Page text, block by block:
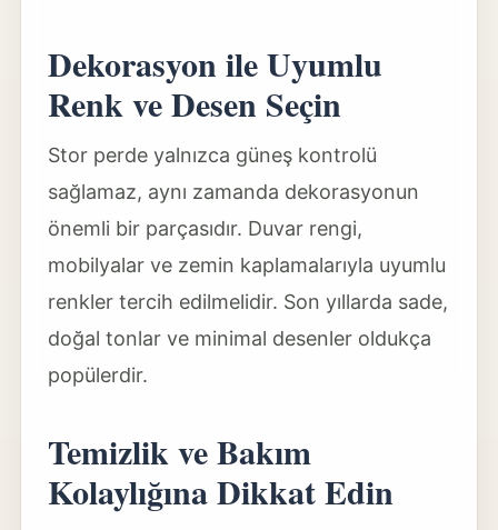
Dekorasyon ile Uyumlu
Renk ve Desen Seçin
Stor perde yalnızca güneş kontrolü
sağlamaz, aynı zamanda dekorasyonun
önemli bir parçasıdır. Duvar rengi,
mobilyalar ve zemin kaplamalarıyla uyumlu
renkler tercih edilmelidir. Son yıllarda sade,
doğal tonlar ve minimal desenler oldukça
popülerdir.
Temizlik ve Bakım
Kolaylığına Dikkat Edin